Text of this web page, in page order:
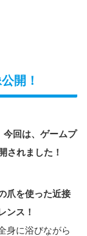
開！
今回は、ゲームプ
されました！
爪を使った近接
ンス！
身に浴びながら